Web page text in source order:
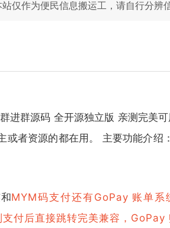
站仅作为便民信息搬运工，请自行分辨
进群源码 全开源独立版 亲测完美
或者资源的都在用。 主要功能介
MYM码支付还有GoPay 账单系
付后直接跳转完美兼容， GoPay